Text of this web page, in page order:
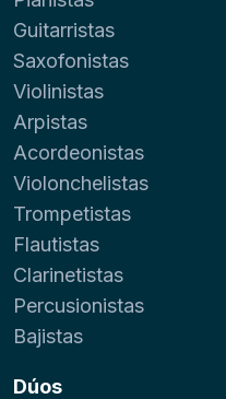
Guitarristas
Saxofonistas
Violinistas
Arpistas
Acordeonistas
Violonchelistas
Trompetistas
Flautistas
Clarinetistas
Percusionistas
Bajistas
Dúos